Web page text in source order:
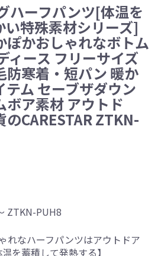
ハーフパンツ[体温を
い特殊素材シリーズ]
ぽかおしゃれなボトム
ィース フリーサイズ
防寒着・短パン 暖か
テム セーブザダウン
ボア素材 アウトド
CARESTAR ZTKN-
ZTKN-PUH8
れなハーフパンツはアウトドア
を蓄積して発熱する】